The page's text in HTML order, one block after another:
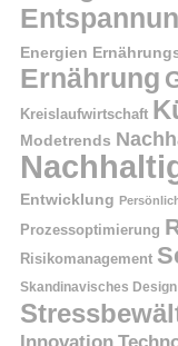
Energien
Ernährung
Kreislaufwirtschaft
Modetrends
Entwicklung
Prozessoptimierung
Risikomanagement
Skandinavisches Design